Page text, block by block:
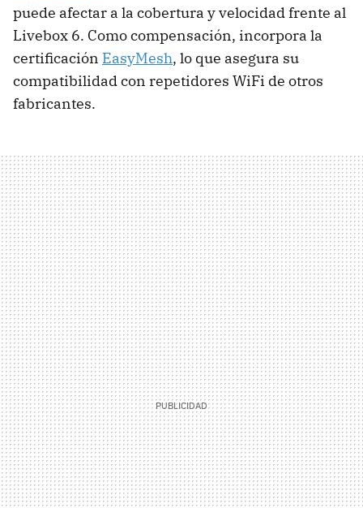
puede afectar a la cobertura y velocidad frente al
Livebox 6. Como compensación, incorpora la
certificación EasyMesh, lo que asegura su
compatibilidad con repetidores WiFi de otros
fabricantes.